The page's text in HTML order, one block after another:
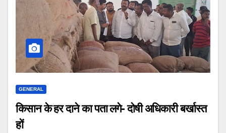
GENERAL
किसान के हर दाने का पता लगे- दोषी अधिकारी बर्खास्त
हों